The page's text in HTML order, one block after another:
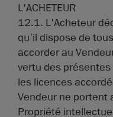
L'ACHETEUR
12.1. L'Acheteur
qu'il dispose de
accorder au
vertu des
les licences
Vendeur ne portent
Propriété